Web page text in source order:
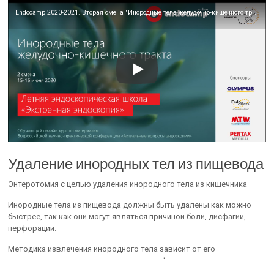
Endocamp 2020-2021. Вторая смена "Инородные тела желудочно-кишечного тракта" (день 1)
Удаление инородных тел из пищевода
Энтеротомия с целью удаления инородного тела из кишечника
Инородные тела из пищевода должны быть удалены как можно
быстрее, так как они могут являться причиной боли, дисфагии,
перфорации.
Методика извлечения инородного тела зависит от его